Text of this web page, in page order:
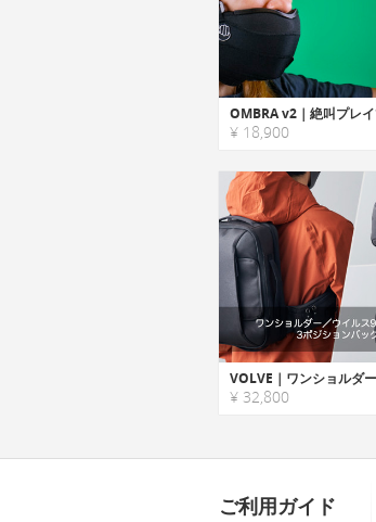
¥ 18,900
¥ 32,800
ご利用ガイド